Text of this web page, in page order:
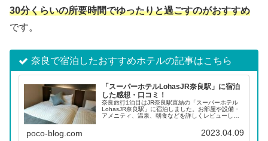
30分くらいの所要時間でゆったりと過ごすのがおすすめ
です。
奈良で宿泊したおすすめホテルの記事はこちら
「スーパーホテルLohasJR奈良駅」に宿泊
した感想・口コミ！
奈良旅行1泊目はJR奈良駅直結の「スーパーホテル
LohasJR奈良駅」に宿泊しました。お部屋や設備・
アメニティ、温泉、朝食などを詳しくレビューしま
poco-blog.com 2023.04.09